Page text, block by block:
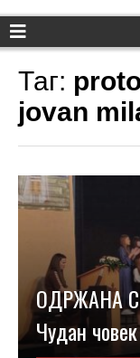
Таг:
jovan
ОДРЖАНА
Чудан